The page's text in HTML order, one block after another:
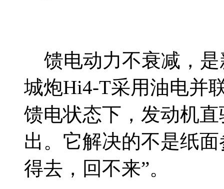
馈电动力不衰减，是
城炮Hi4-T采用油电并
馈电状态下，发动机
出。它解决的不是纸
得去，回不来”。